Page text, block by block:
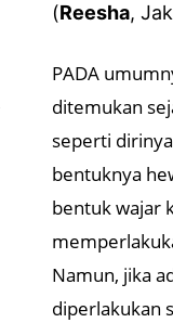
(Reesha,
PADA
ditemukan
seperti
bentuknya
bentuk wajar
Namun, jika
diperlakukan